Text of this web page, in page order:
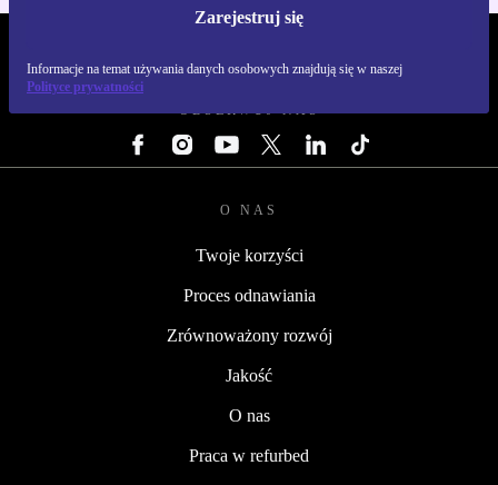
Zarejestruj się
Informacje na temat używania danych osobowych znajdują się w naszej
Polityce prywatności
OBSERWUJ NAS
O NAS
Twoje korzyści
Proces odnawiania
Zrównoważony rozwój
Jakość
O nas
Praca w refurbed